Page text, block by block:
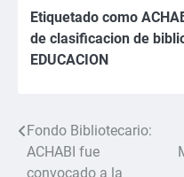
Etiquetado como
de clasificacion de
EDUCACION
Navegación
de
Fondo Bibliotecario:
ACHABI fue
convocado a la